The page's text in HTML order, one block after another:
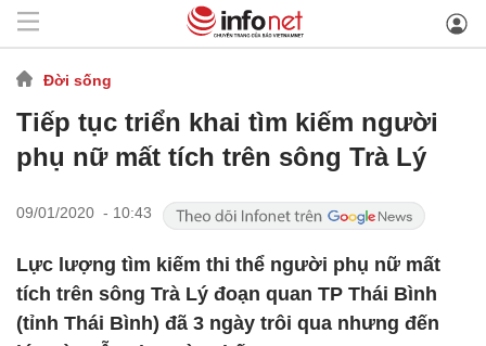
Đời sống
Tiếp tục triển khai tìm kiếm người
phụ nữ mất tích trên sông Trà Lý
09/01/2020 - 10:43
Lực lượng tìm kiếm thi thể người phụ nữ mất
tích trên sông Trà Lý đoạn quan TP Thái Bình
(tỉnh Thái Bình) đã 3 ngày trôi qua nhưng đến